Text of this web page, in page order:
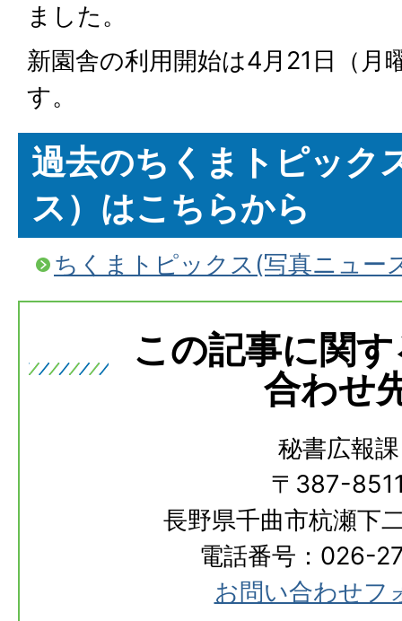
ました。
新園舎の利用開始は4月21日（月
す。
過去のちくまトピック
ス）はこちらから
ちくまトピックス(写真ニュー
この記事に関
合わせ
秘書広報課
〒387-
長野県千曲市杭瀬下
電話番号：026-
お問い合わせフ